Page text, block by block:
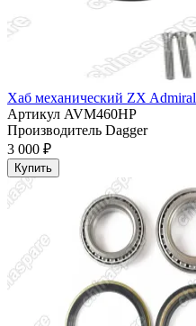
Хаб механический ZX Admiral
Артикул AVM460HP
Производитель Dagger
3 000 ₽
Купить